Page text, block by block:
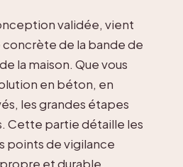
validée, vient
de la bande de
la maison. Que vous
en béton, en
les grandes étapes
Cette partie détaille les
points de vigilance
et durable.